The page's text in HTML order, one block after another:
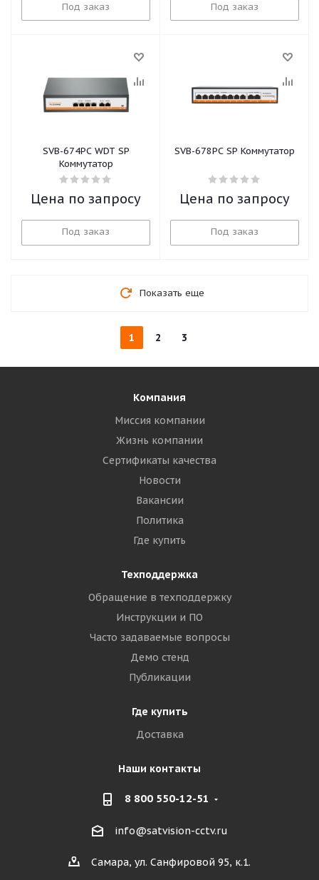
Под заказ Под заказ
SVB-674PC WDT SP
Коммутатор
Цена по запросу
Под заказ
SVB-678PC SP Коммутатор
Цена по запросу
Под заказ
Показать еще
1 2 3
Компания
Миссия компании
Жизнь компании
Сертификаты качества
Новости
Вакансии
Политика
Где купить
Техподдержка
Обращение в техподдержку
Инструкции и ПО
Часто задаваемые вопросы
Демо стенд
Публикации
Где купить
Доставка
Наши контакты
8 800 550-12-51
info@satvision-cctv.ru
Самара, ул. Санфировой 95, к.1.